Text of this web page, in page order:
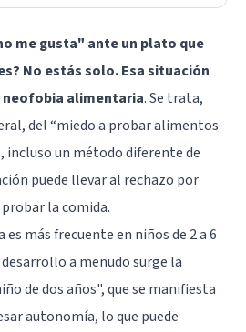
me gusta" ante un plato que
No estás solo. Esa situación
alimentaria. Se trata,
del “miedo a probar alimentos
incluso un método diferente de
puede llevar al rechazo por
la comida.
más frecuente en niños de 2 a 6
a menudo surge la
de dos años", que se manifiesta
autonomía, lo que puede